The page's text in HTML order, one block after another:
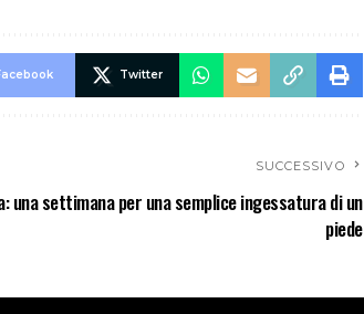
Twitter
SUCCESSIVO
una settimana per una semplice ingessatura di un
piede